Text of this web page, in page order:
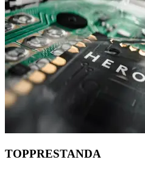
TOPPRESTANDA